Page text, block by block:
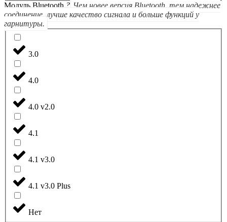
Модуль Bluetooth ? Чем новее версия Bluetooth, тем надежнее
соединение, лучше качество сигнала и больше функций у
гарнитуры.
3.0
4.0
4.0 v2.0
4.1
4.1 v3.0
4.1 v3.0 Plus
Нет